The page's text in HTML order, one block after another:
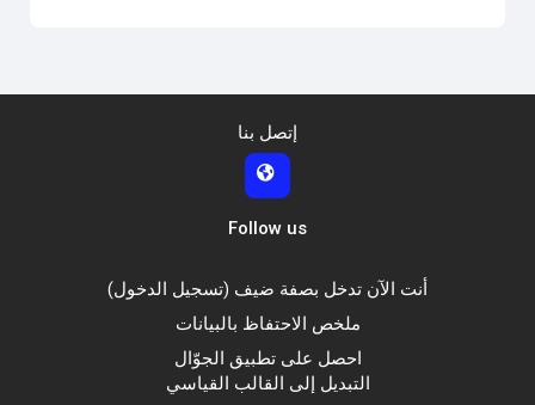
إتصل بنا
Follow us
أنت الآن تدخل بصفة ضيف (تسجيل الدخول)
ملخص الاحتفاظ بالبيانات
احصل على تطبيق الجوّال
التبديل إلى القالب القياسي